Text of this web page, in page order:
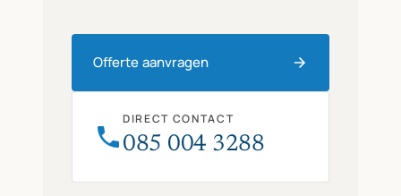
Offerte aanvragen
DIRECT CONTACT
085 004 3288